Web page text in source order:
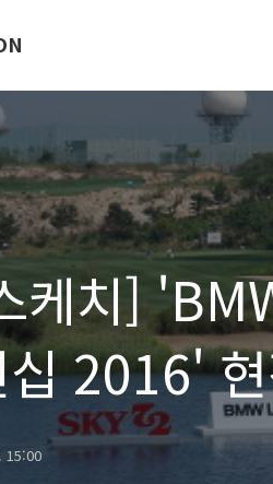
케치]
2016'
이보미,
15:00